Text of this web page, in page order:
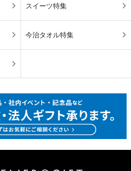
スイーツ特集
今治タオル特集